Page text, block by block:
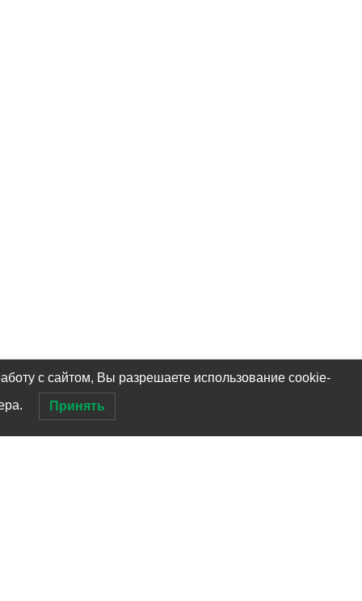
с сайтом, Вы разрешаете использование cookie-
Принять